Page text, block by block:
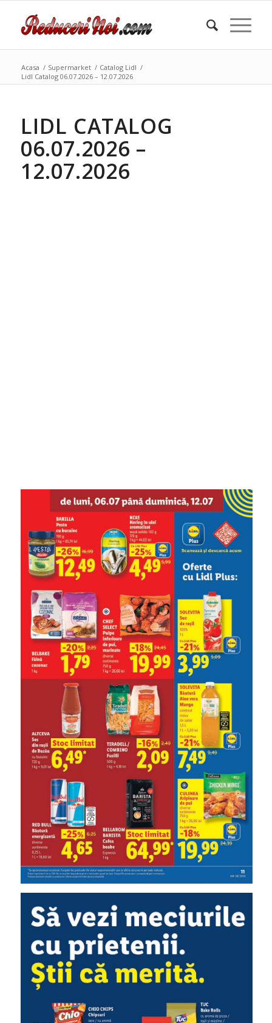
Acasa / Supermarket / Catalog Lidl /
Lidl Catalog 06.07.2026 – 12.07.2026
LIDL CATALOG
06.07.2026 –
12.07.2026